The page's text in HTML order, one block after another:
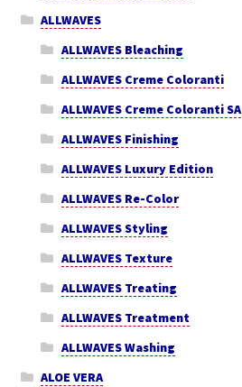
ALLWAVES
ALLWAVES Bleaching
ALLWAVES Creme Coloranti
ALLWAVES Creme Coloranti SA
ALLWAVES Finishing
ALLWAVES Luxury Edition
ALLWAVES Re-Color
ALLWAVES Styling
ALLWAVES Texture
ALLWAVES Treating
ALLWAVES Treatment
ALLWAVES Washing
ALOE VERA